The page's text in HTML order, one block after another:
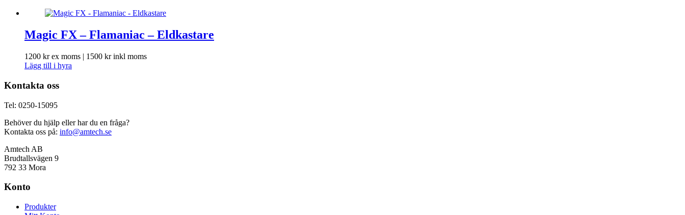
Magic FX – Flamaniac – Eldkastare
1200 krex moms | 1500 krinkl moms
Lägg till i hyra
Kontakta oss
Tel: 0250-15095
Behöver du hjälp eller har du en fråga?
Kontakta oss på: info@amtech.se
Amtech AB
Brudtallsvägen 9
792 33 Mora
Konto
Produkter